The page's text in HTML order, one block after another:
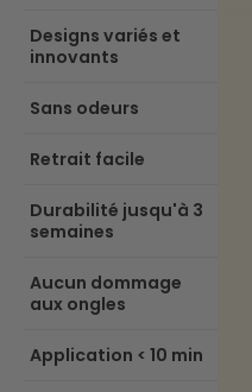
Designs variés et
innovants
Sans odeurs
Retrait facile
Durabilité jusqu'à 3
semaines
Aucun dommage
aux ongles
Application < 10 min